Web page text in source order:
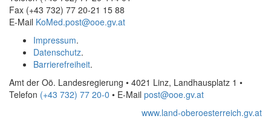
Fax (+43 732) 77 20-21 15 88
E-Mail KoMed.post@ooe.gv.at
Impressum.
Datenschutz.
Barrierefreiheit.
Amt der Oö. Landesregierung • 4021 Linz, Landhausplatz 1 •
Telefon (+43 732) 77 20-0 • E-Mail post@ooe.gv.at
www.land-oberoesterreich.gv.at